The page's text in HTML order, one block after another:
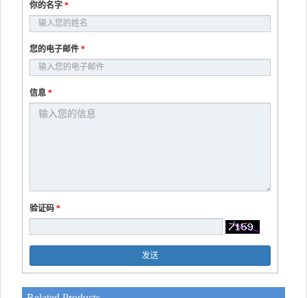
你的名字 *
您的电子邮件 *
信息 *
验证码 *
发送